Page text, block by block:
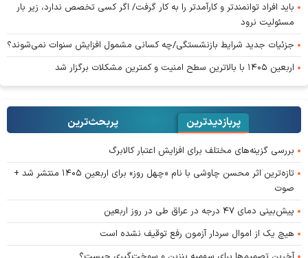
باید افراد توانمندتر و کارآمدتر را به کار گرفت/ اگر کسی تخصص ندارد، زیر بار
مسئولیت نرود
جزئیات جدید شرایط بازنشستگی/چه کسانی مشمول افزایش سنوات نمی‌شوند؟
اربعین ۱۴۰۵ با بالاترین سطح امنیت و کمترین مشکلات برگزار شد
پربازدیدترین پربحث‌ترین‌
بررسی گزینه‌های مختلف برای افزایش اعتبار کالابرگ
تازه‌ترین اثر محسن چاوشی با نام «چهل روز» برای اربعین ۱۴۰۵ منتشر شد +
صوت
پیش‌بینی دمای ۴۷ درجه در عراق طی در روز اربعین
هیچ یک از اموال سردار آزمون رفع توقیف نشده است